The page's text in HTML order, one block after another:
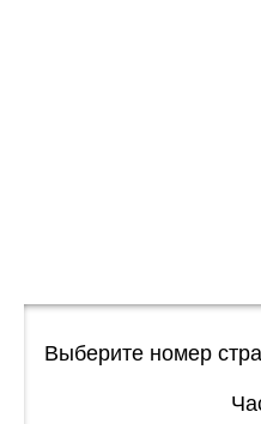
Выберите номер